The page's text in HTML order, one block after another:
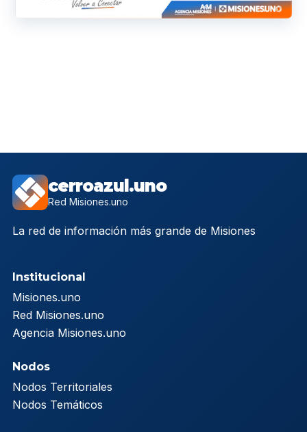
cerroazul.uno
Red Misiones.uno
La red de información más grande de Misiones
Institucional
Misiones.uno
Red Misiones.uno
Agencia Misiones.uno
Nodos
Nodos Territoriales
Nodos Temáticos